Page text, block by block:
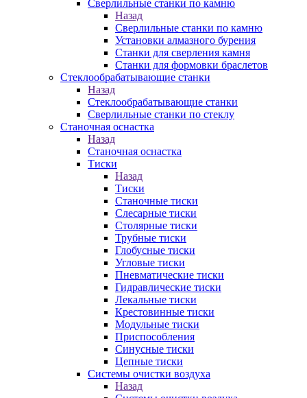
Сверлильные станки по камню
Назад
Сверлильные станки по камню
Установки алмазного бурения
Станки для сверления камня
Станки для формовки браслетов
Стеклообрабатывающие станки
Назад
Стеклообрабатывающие станки
Сверлильные станки по стеклу
Станочная оснастка
Назад
Станочная оснастка
Тиски
Назад
Тиски
Станочные тиски
Слесарные тиски
Столярные тиски
Трубные тиски
Глобусные тиски
Угловые тиски
Пневматические тиски
Гидравлические тиски
Лекальные тиски
Крестовинные тиски
Модульные тиски
Приспособления
Синусные тиски
Цепные тиски
Системы очистки воздуха
Назад